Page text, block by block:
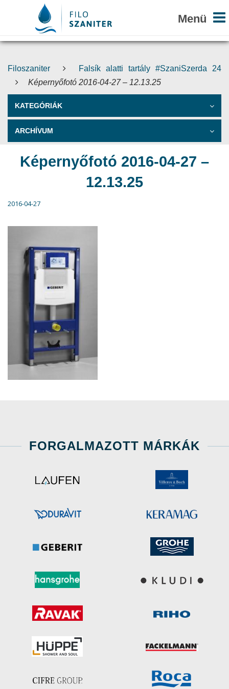
Filoszaniter
Falsík alatti tartály #SzaniSzerda 24
Képernyőfotó 2016-04-27 – 12.13.25
KATEGÓRIÁK
ARCHÍVUM
Képernyőfotó 2016-04-27 –
12.13.25
2016-04-27
FORGALMAZOTT MÁRKÁK